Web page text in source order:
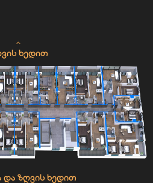
ᲮᲔᲓᲘᲗ
ᲓᲐ ᲖᲦᲕᲘᲡ ᲮᲔᲓᲘᲗ